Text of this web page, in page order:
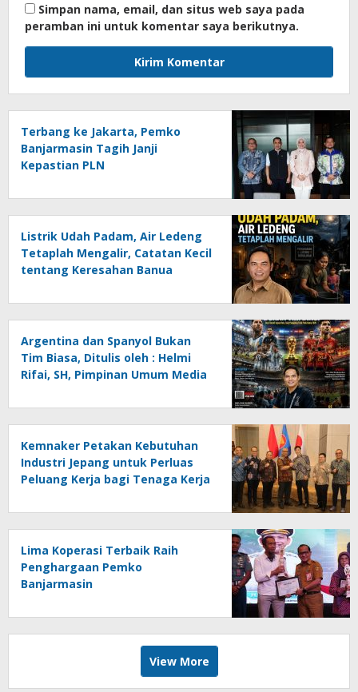
Simpan nama, email, dan situs web saya pada
peramban ini untuk komentar saya berikutnya.
Terbang ke Jakarta, Pemko
Banjarmasin Tagih Janji
Kepastian PLN
Listrik Udah Padam, Air Ledeng
Tetaplah Mengalir, Catatan Kecil
tentang Keresahan Banua
Ancaman Lingkungan, Oleh :
Helmi Rifai, SH
Argentina dan Spanyol Bukan
Tim Biasa, Ditulis oleh : Helmi
Rifai, SH, Pimpinan Umum Media
Kemnaker Petakan Kebutuhan
Industri Jepang untuk Perluas
Peluang Kerja bagi Tenaga Kerja
Lima Koperasi Terbaik Raih
Penghargaan Pemko
Banjarmasin
View More